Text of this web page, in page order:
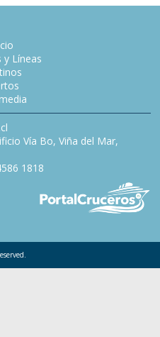
y Líneas
Vía Bo, Viña del Mar,
1818